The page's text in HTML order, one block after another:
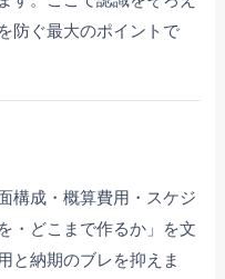
防ぐ最大のポイントで
構成・概算費用・スケジ
・どこまで作るか」を文
と納期のブレを抑えま